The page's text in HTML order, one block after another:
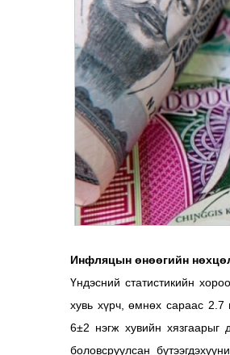
Инфляцын өнөөгийн
Үндэсний статистикийн
хувь хүрч, өмнөх сараас 2.7
6±2 нэгж хувийн
боловсруулсан